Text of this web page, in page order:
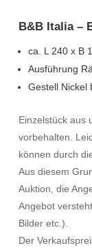
B&B Italia –
ca. L 240 x B
Ausführung
Gestell Nickel
Einzelstück aus
vorbehalten.
können durch
Aus diesem
Auktion, die
Angebot
Bilder etc.).
Der